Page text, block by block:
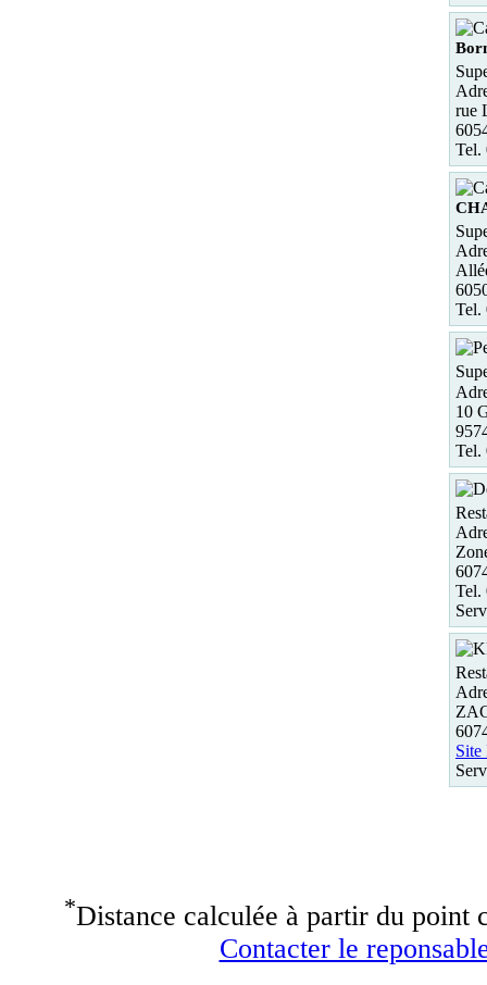
rue
Tel.
Tel.
10
Tel.
Tel.
Site
*Distance calculée à partir du point
Contacter le